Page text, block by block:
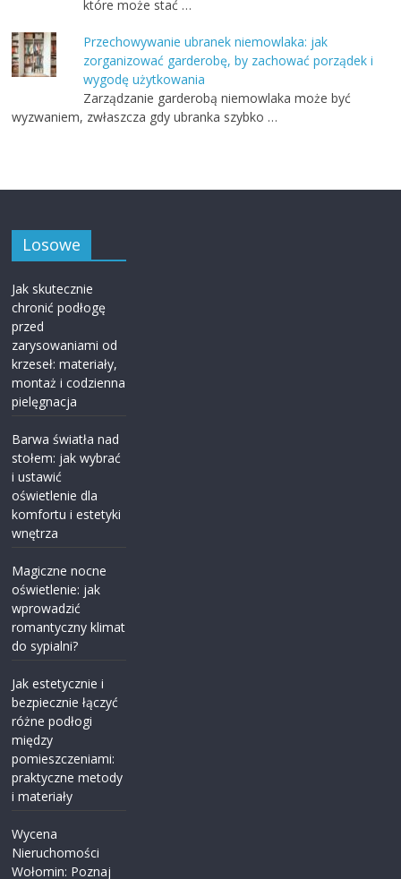
które może stać …
Przechowywanie ubranek niemowlaka: jak
zorganizować garderobę, by zachować porządek i
wygodę użytkowania
Zarządzanie garderobą niemowlaka może być
wyzwaniem, zwłaszcza gdy ubranka szybko …
Losowe
Jak skutecznie
chronić podłogę
przed
zarysowaniami od
krzeseł: materiały,
montaż i codzienna
pielęgnacja
Barwa światła nad
stołem: jak wybrać
i ustawić
oświetlenie dla
komfortu i estetyki
wnętrza
Magiczne nocne
oświetlenie: jak
wprowadzić
romantyczny klimat
do sypialni?
Jak estetycznie i
bezpiecznie łączyć
różne podłogi
między
pomieszczeniami:
praktyczne metody
i materiały
Wycena
Nieruchomości
Wołomin: Poznaj